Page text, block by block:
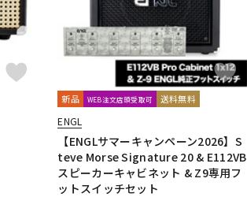
新品 WEB注文店頭受取可 送料無料
ENGL
【ENGLサマーキャンペーン2026】S
teve Morse Signature 20 & E112VB
スピーカーキャビネット & Z9専用フ
ットスイッチセット